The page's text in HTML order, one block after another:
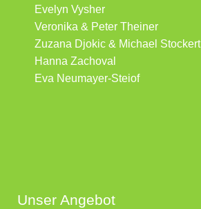
Evelyn Vysher
Veronika & Peter Theiner
Zuzana Djokic & Michael Stockert
Hanna Zachoval
Eva Neumayer-Steiof
Unser Angebot